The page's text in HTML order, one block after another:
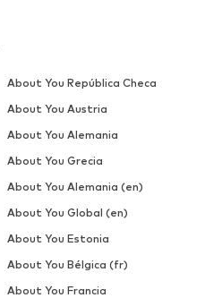
About You República Checa
About You Austria
About You Alemania
About You Grecia
About You Alemania (en)
About You Global (en)
About You Estonia
About You Bélgica (fr)
About You Francia